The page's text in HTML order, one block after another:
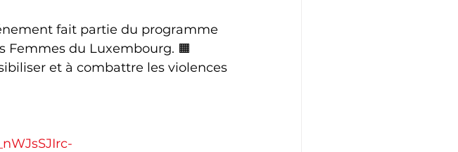
fait partie du programme
Femmes du Luxembourg. 🟧
et à combattre les violences